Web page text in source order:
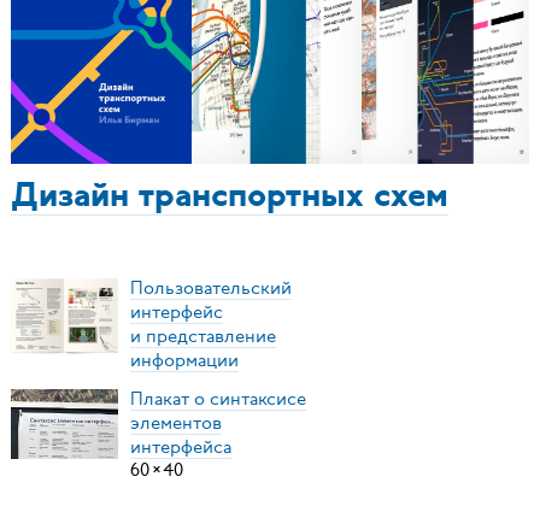
Дизайн транспортных схем
Пользовательский
интерфейс
и представление
информации
Плакат о синтаксисе
элементов
интерфейса
60×40